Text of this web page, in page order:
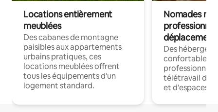
Locations entièrement
meublées
Des cabanes de montagne
paisibles aux appartements
urbains pratiques, ces
locations meublées offrent
tous les équipements d'un
logement standard.
Nomades
déplacement
Des
confortables
professionnels
télétravail
et d'espaces